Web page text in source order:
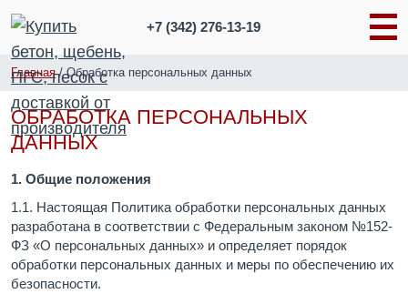
+7 (342)276-13-19
Главная/Обработка персональных данных
ОБРАБОТКА ПЕРСОНАЛЬНЫХ
ДАННЫХ
1. Общие положения
1.1. Настоящая Политика обработки персональных данных
разработана в соответствии с Федеральным законом №152-
ФЗ «О персональных данных» и определяет порядок
обработки персональных данных и меры по обеспечению их
безопасности.